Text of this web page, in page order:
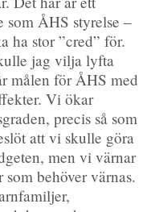
som ÅHS styrelse –
ha stor ”cred” för.
jag vilja lyfta
målen för ÅHS med
Vi ökar
precis så som
att vi skulle göra
men vi värnar
behöver värnas.